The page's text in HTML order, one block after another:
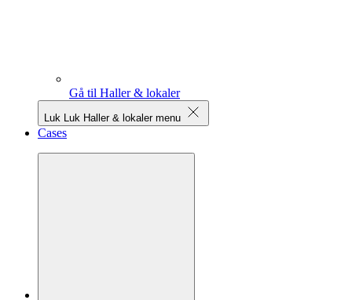
Gå til Haller & lokaler
Luk Luk Haller & lokaler menu
Cases